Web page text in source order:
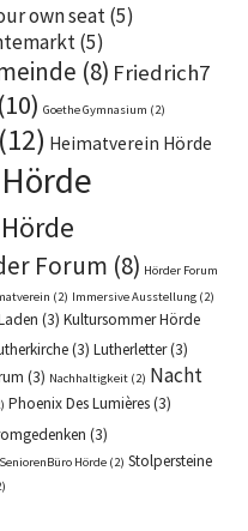
own seat(5)
(5)
(8) Friedrich7
(10) Goethe Gymnasium (2)
(12) Heimatverein Hörde
Hörde
Hörde
Forum (8) Hörder Forum
(2) Immersive Ausstellung (2)
(3) Kultursommer Hörde
(3) Lutherletter(3)
(3) Nachhaltigkeit (2) Nacht
Phoenix Des Lumières(3)
(3)
SeniorenBüro Hörde (2) Stolpersteine